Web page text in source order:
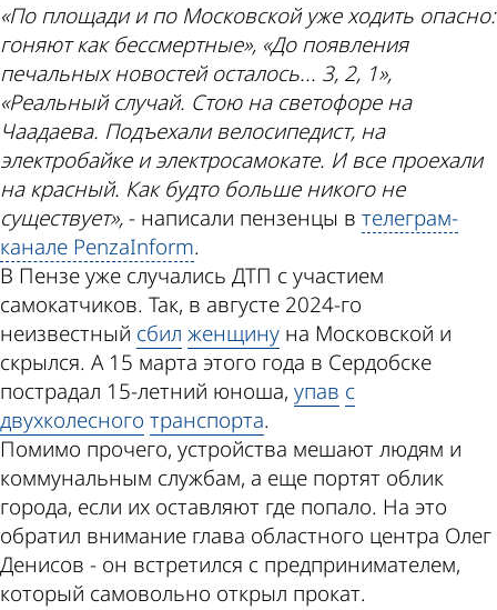
«По площади и по Московской уже ходить опасно:
гоняют как бессмертные», «До появления
печальных новостей осталось... 3, 2, 1»,
«Реальный случай. Стою на светофоре на
Чаадаева. Подъехали велосипедист, на
электробайке и электросамокате. И все проехали
на красный. Как будто больше никого не
существует»,- написали пензенцы в телеграм-
канале PenzaInform.
В Пензе уже случались ДТП с участием
самокатчиков. Так, в августе 2024-го
неизвестный сбил женщину на Московской и
скрылся. А 15 марта этого года в Сердобске
пострадал 15-летний юноша, упав с
двухколесного транспорта.
Помимо прочего, устройства мешают людям и
коммунальным службам, а еще портят облик
города, если их оставляют где попало. На это
обратил внимание глава областного центра Олег
Денисов - он встретился с предпринимателем,
который самовольно открыл прокат.